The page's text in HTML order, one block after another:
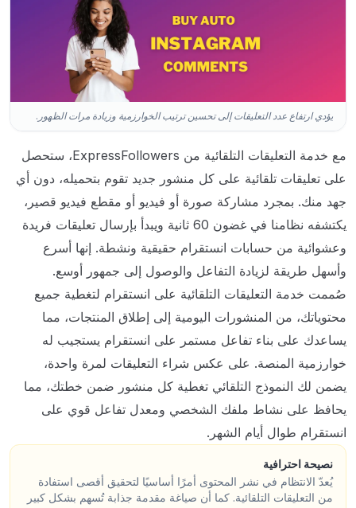
يؤدي ارتفاع عدد التعليقات إلى تحسين ترتيب الخوارزمية وزيادة مرات الظهور.
مع خدمة التعليقات التلقائية من ExpressFollowers، ستحصل
على تعليقات تلقائية على كل منشور جديد تقوم بتحميله، دون أي
جهد منك. بمجرد مشاركة صورة أو فيديو أو مقطع فيديو قصير،
يكتشفه نظامنا في غضون 60 ثانية ويبدأ بإرسال تعليقات فريدة
وعشوائية من حسابات انستقرام حقيقية ونشطة. إنها أسرع
وأسهل طريقة لزيادة التفاعل والوصول إلى جمهور أوسع.
صُممت خدمة التعليقات التلقائية على انستقرام لتغطية جميع
محتوياتك، من المنشورات اليومية إلى إطلاق المنتجات، مما
يساعدك على بناء تفاعل مستمر على انستقرام يستجيب له
خوارزمية المنصة. على عكس شراء التعليقات لمرة واحدة،
يضمن لك النموذج التلقائي تغطية كل منشور ضمن خطتك، مما
يحافظ على نشاط ملفك الشخصي ومعدل تفاعل قوي على
انستقرام طوال أيام الشهر.
نصيحة احترافية
يُعدّ الانتظام في نشر المحتوى أمرًا أساسيًا لتحقيق أقصى استفادة
من التعليقات التلقائية. كما أن صياغة مقدمة جذابة تُسهم بشكل كبير